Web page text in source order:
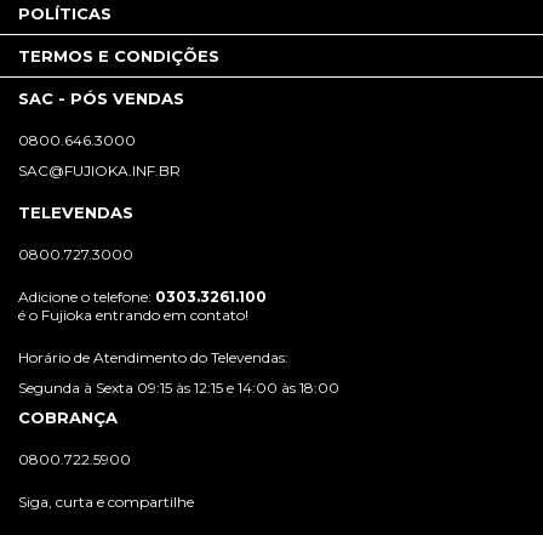
POLÍTICAS
TERMOS E CONDIÇÕES
SAC - PÓS VENDAS
0800.646.3000
SAC@FUJIOKA.INF.BR
TELEVENDAS
0800.727.3000
Adicione o telefone: 0303.3261.100
é o Fujioka entrando em contato!
Horário de Atendimento do Televendas:
Segunda à Sexta 09:15 às 12:15 e 14:00 às 18:00
COBRANÇA
0800.722.5900
Siga, curta e compartilhe